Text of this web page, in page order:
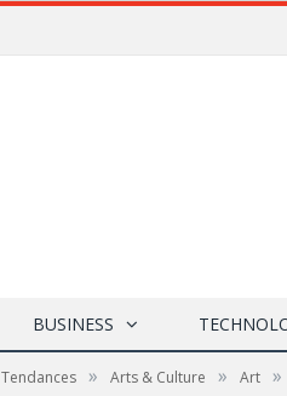
BUSINESS
Tendances » Arts & Culture » Art »